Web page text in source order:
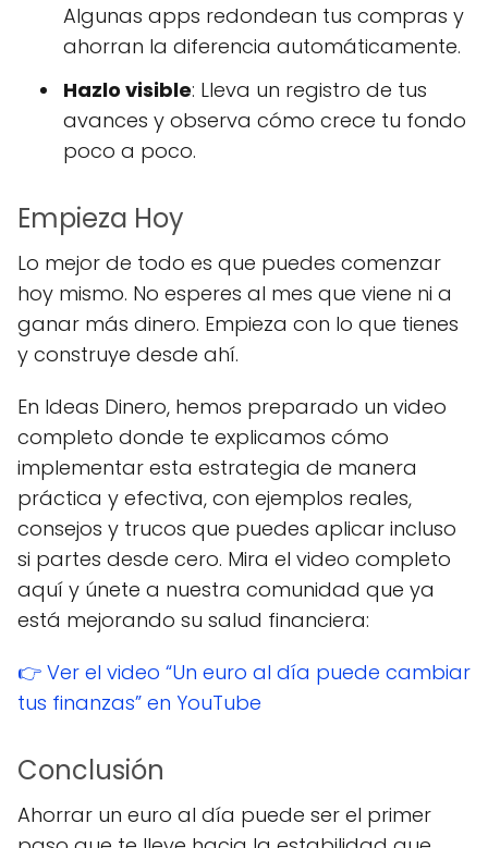
Algunas apps redondean tus compras y
ahorran la diferencia automáticamente.
Hazlo visible: Lleva un registro de tus
avances y observa cómo crece tu fondo
poco a poco.
Empieza Hoy
Lo mejor de todo es que puedes comenzar
hoy mismo. No esperes al mes que viene ni a
ganar más dinero. Empieza con lo que tienes
y construye desde ahí.
En Ideas Dinero, hemos preparado un video
completo donde te explicamos cómo
implementar esta estrategia de manera
práctica y efectiva, con ejemplos reales,
consejos y trucos que puedes aplicar incluso
si partes desde cero. Mira el video completo
aquí y únete a nuestra comunidad que ya
está mejorando su salud financiera:
👉 Ver el video “Un euro al día puede cambiar
tus finanzas” en YouTube
Conclusión
Ahorrar un euro al día puede ser el primer